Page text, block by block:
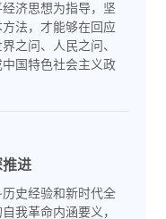
济思想为指导，坚
法，才能够在回应
之问、人民之问、
国特色社会主义政
推进
史经验和新时代全
我革命内涵要义，